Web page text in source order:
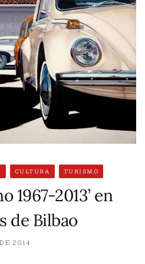
CULTURA TURISMO
1967-2013’ en
de Bilbao
2014